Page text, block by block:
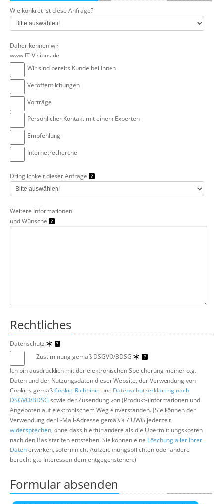
Wie konkret ist diese Anfrage?
Daher kennen wir
www.IT-Visions.de
Wir sind bereits Kunde bei Ihnen
Veröffentlichungen
Vorträge
Persönlicher Kontakt mit einem Experten
Empfehlung
Internetrecherche
Dringlichkeit dieser Anfrage
Weitere Informationen
und Wünsche
Rechtliches
Datenschutz
Zustimmung gemäß DSGVO/BDSG
Ich bin ausdrücklich mit der elektronischen Speicherung meiner o.g.
Daten und der Nutzungsdaten dieser Website, der Verwendung von
Cookies gemäßCookie-Richtlinie und Datenschutzerklärung nach
DSGVO/BDSG sowie der Zusendung von (Produkt-)Informationen und
Angeboten auf elektronischem Weg einverstanden. (Sie können der
Verwendung der E-Mail-Adresse gemäß § 7 UWG jederzeit
widersprechen, ohne dass hierfür andere als die Übermittlungskosten
nach den Basistarifen entstehen. Sie können eine Löschung aller Ihrer
Datenerwirken, sofern nicht Aufzeichnungspflichten oder andere
berechtigte Interessen dem entgegenstehen.)
Formular absenden